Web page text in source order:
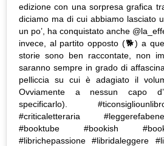
edizione con una sorpresa grafica
diciamo ma di cui abbiamo lasciato
un po’, ha conquistato anche
invece, al partito opposto (🐕) a
storie sono ben raccontate, non
saranno sempre in grado di
pelliccia su cui è adagiato il
Ovviamente a nessun capo
specificarlo).
#criticaletteraria
#booktube #bookish
#librichepassione #libridaleggere